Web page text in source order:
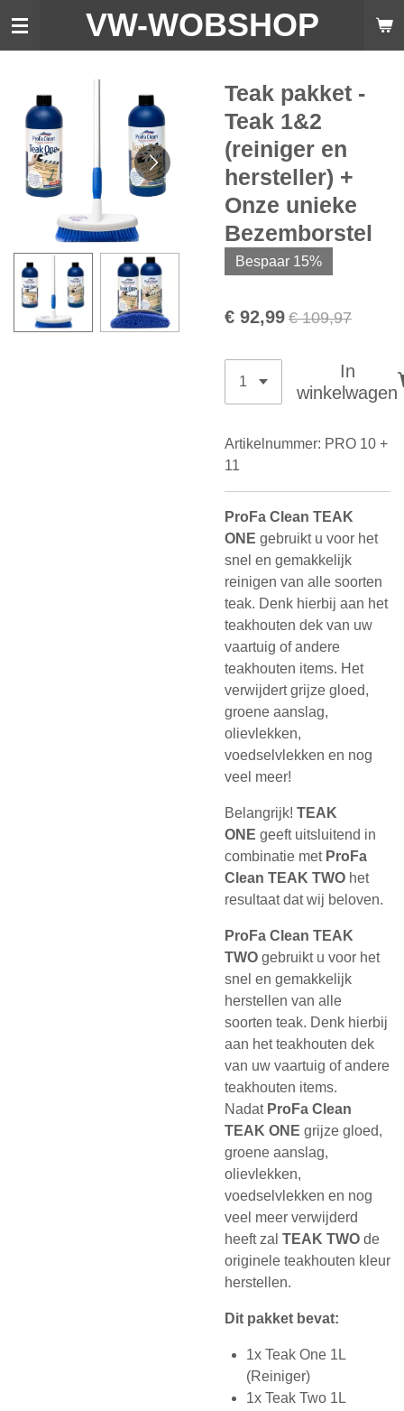
Ga
hoofdinhoud
VW-WOBSHOP
Teak pakket -
Teak 1&2
(reiniger en
hersteller) +
Onze unieke
Bezemborstel
Bespaar 15%
€ 92,99 € 109,97
In
winkelwagen
Artikelnummer: PRO 10 +
11
ProFa Clean TEAK
ONE gebruikt u voor het
snel en gemakkelijk
reinigen van alle soorten
teak. Denk hierbij aan het
teakhouten dek van uw
vaartuig of andere
teakhouten items. Het
verwijdert grijze gloed,
groene aanslag,
olievlekken,
voedselvlekken en nog
veel meer!
Belangrijk! TEAK
ONE geeft uitsluitend in
combinatie met ProFa
Clean TEAK TWO het
resultaat dat wij beloven.
ProFa Clean TEAK
TWO gebruikt u voor het
snel en gemakkelijk
herstellen van alle
soorten teak. Denk hierbij
aan het teakhouten dek
van uw vaartuig of andere
teakhouten items.
Nadat ProFa Clean
TEAK ONE grijze gloed,
groene aanslag,
olievlekken,
voedselvlekken en nog
veel meer verwijderd
heeft zal TEAK TWO de
originele teakhouten kleur
herstellen.
Dit pakket bevat:
1x Teak One 1L
(Reiniger)
1x Teak Two 1L